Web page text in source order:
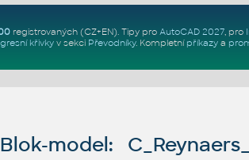
registrovaných (CZ+EN). Tipy pro AutoCAD 2027, pro
křivkyv sekci Převodníky. Kompletní příkazya
Blok-model: